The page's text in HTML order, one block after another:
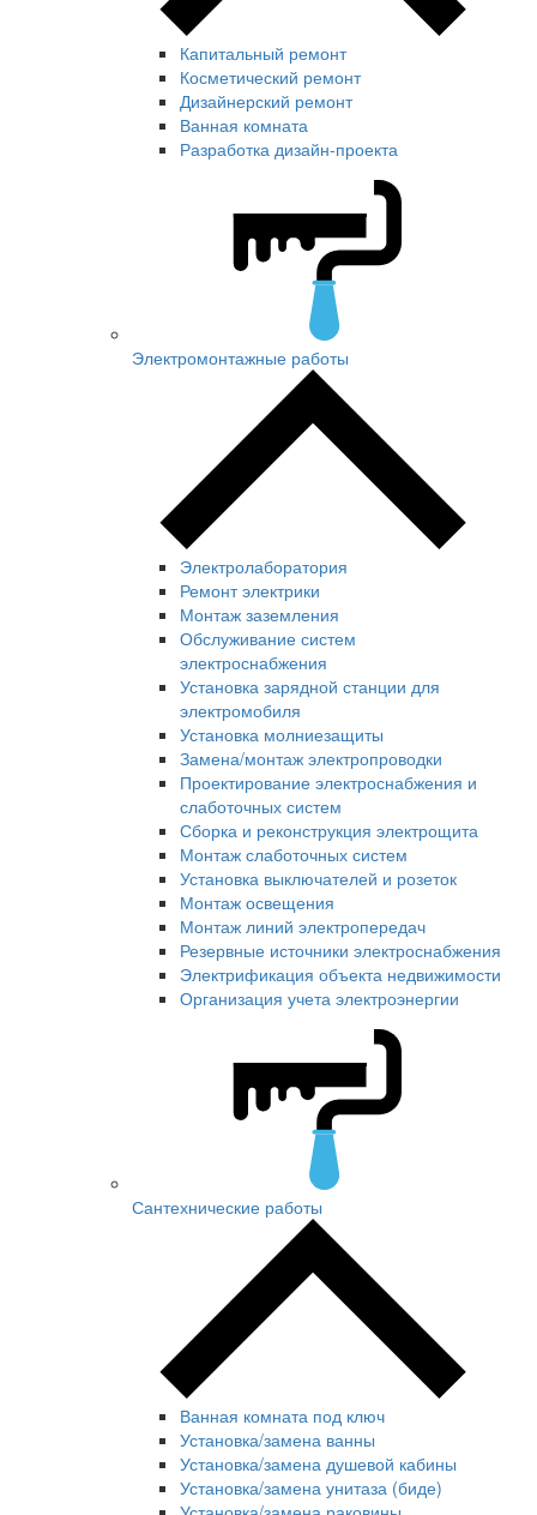
Капитальный ремонт
Косметический ремонт
Дизайнерский ремонт
Ванная комната
Разработка дизайн-проекта
Электромонтажные работы
Электролаборатория
Ремонт электрики
Монтаж заземления
Обслуживание систем
электроснабжения
Установка зарядной станции для
электромобиля
Установка молниезащиты
Замена/монтаж электропроводки
Проектирование электроснабжения и
слаботочных систем
Сборка и реконструкция электрощита
Монтаж слаботочных систем
Установка выключателей и розеток
Монтаж освещения
Монтаж линий электропередач
Резервные источники электроснабжения
Электрификация объекта недвижимости
Организация учета электроэнергии
Сантехнические работы
Ванная комната под ключ
Установка/замена ванны
Установка/замена душевой кабины
Установка/замена унитаза (биде)